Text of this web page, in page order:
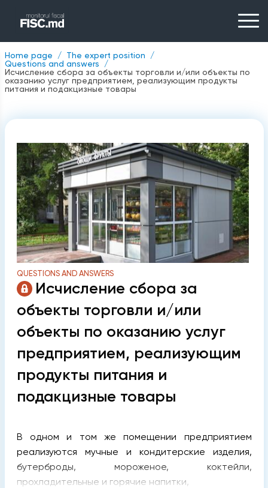
Home page
The expert position
Questions and answers
Исчисление сбора за объекты торговли и/или объекты по
оказанию услуг предприятием, реализующим продукты
питания и подакцизные товары
QUESTIONS AND ANSWERS
Исчисление сбора за
объекты торговли и/или
объекты по оказанию услуг
предприятием, реализующим
продукты питания и
подакцизные товары
В одном и том же помещении предприятием
реализуются мучные и кондитерские изделия,
бутерброды, мороженое, коктейли,
прохладительные и горячие напитки,